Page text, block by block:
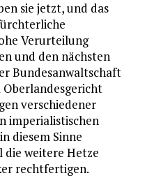
sie jetzt, und das
Verurteilung
und den nächsten
Bundesanwaltschaft
verschiedener
imperialistischen
diesem Sinne
die weitere Hetze
rechtfertigen.